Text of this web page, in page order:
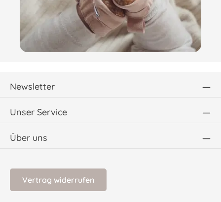
Newsletter
Unser Service
Über uns
Vertrag widerrufen